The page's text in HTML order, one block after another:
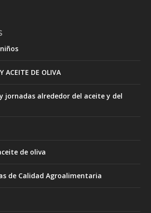
ACEITE DE OLIVA
jornadas alrededor del aceite y del
de oliva
de Calidad Agroalimentaria